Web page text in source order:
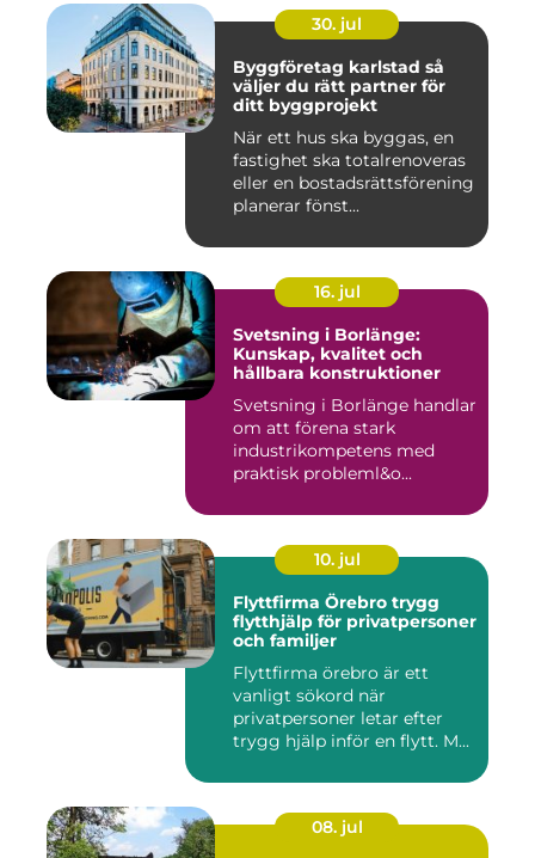
30. jul
Byggföretag karlstad så
väljer du rätt partner för
ditt byggprojekt
När ett hus ska byggas, en
fastighet ska totalrenoveras
eller en bostadsrättsförening
planerar fönst...
16. jul
Svetsning i Borlänge:
Kunskap, kvalitet och
hållbara konstruktioner
Svetsning i Borlänge handlar
om att förena stark
industrikompetens med
praktisk probleml&o...
10. jul
Flyttfirma Örebro trygg
flytthjälp för privatpersoner
och familjer
Flyttfirma örebro är ett
vanligt sökord när
privatpersoner letar efter
trygg hjälp inför en flytt. M...
08. jul